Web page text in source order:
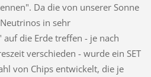
Da die von unserer Sonne
in sehr
die Erde treffen - je nach
verschieden - wurde ein SET
von Chips entwickelt, die je